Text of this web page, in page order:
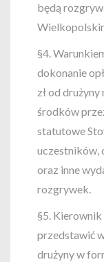
będą
§4.
dokonanie
zł od
środków
statutowe
uczestników,
oraz inne
rozgrywek.
§5.
przedstawić
drużyny w